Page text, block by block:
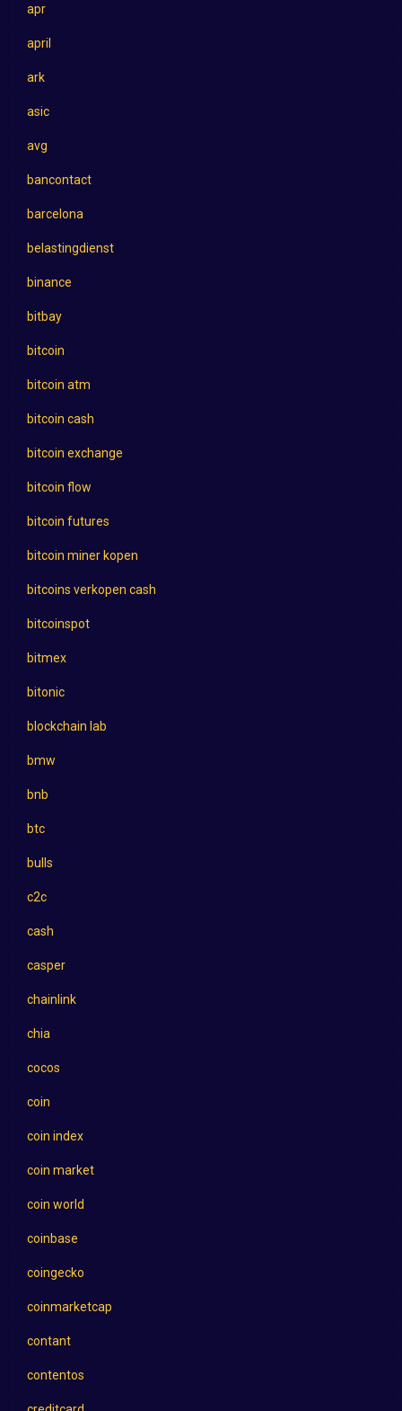
apr
april
ark
asic
avg
bancontact
barcelona
belastingdienst
binance
bitbay
bitcoin
bitcoin atm
bitcoin cash
bitcoin exchange
bitcoin flow
bitcoin futures
bitcoin miner kopen
bitcoins verkopen cash
bitcoinspot
bitmex
bitonic
blockchain lab
bmw
bnb
btc
bulls
c2c
cash
casper
chainlink
chia
cocos
coin
coin index
coin market
coin world
coinbase
coingecko
coinmarketcap
contant
contentos